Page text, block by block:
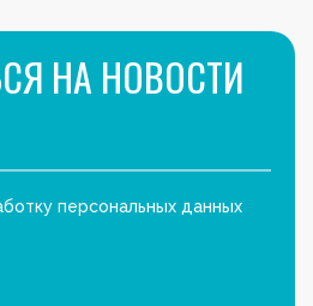
НА НОВОСТИ
персональных данных